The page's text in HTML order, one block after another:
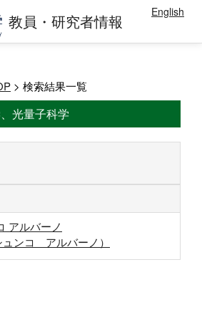
教員・研究者情報 English
> 検索結果一覧
光量子科学
アルバーノ
ンコ アルバーノ）